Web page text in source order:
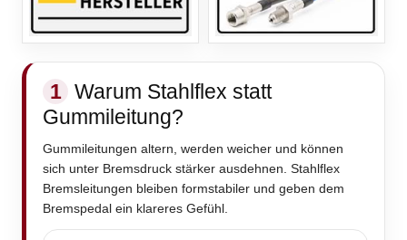
1 Warum Stahlflex statt
Gummileitung?
Gummileitungen altern, werden weicher und können
sich unter Bremsdruck stärker ausdehnen. Stahlflex
Bremsleitungen bleiben formstabiler und geben dem
Bremspedal ein klareres Gefühl.